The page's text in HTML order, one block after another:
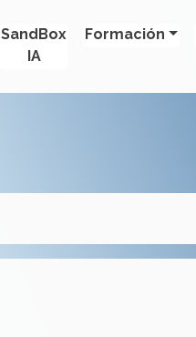
SandBox
IA
Formación